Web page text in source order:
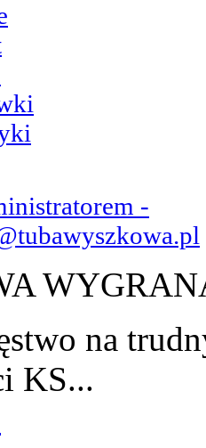
-
na
KS...